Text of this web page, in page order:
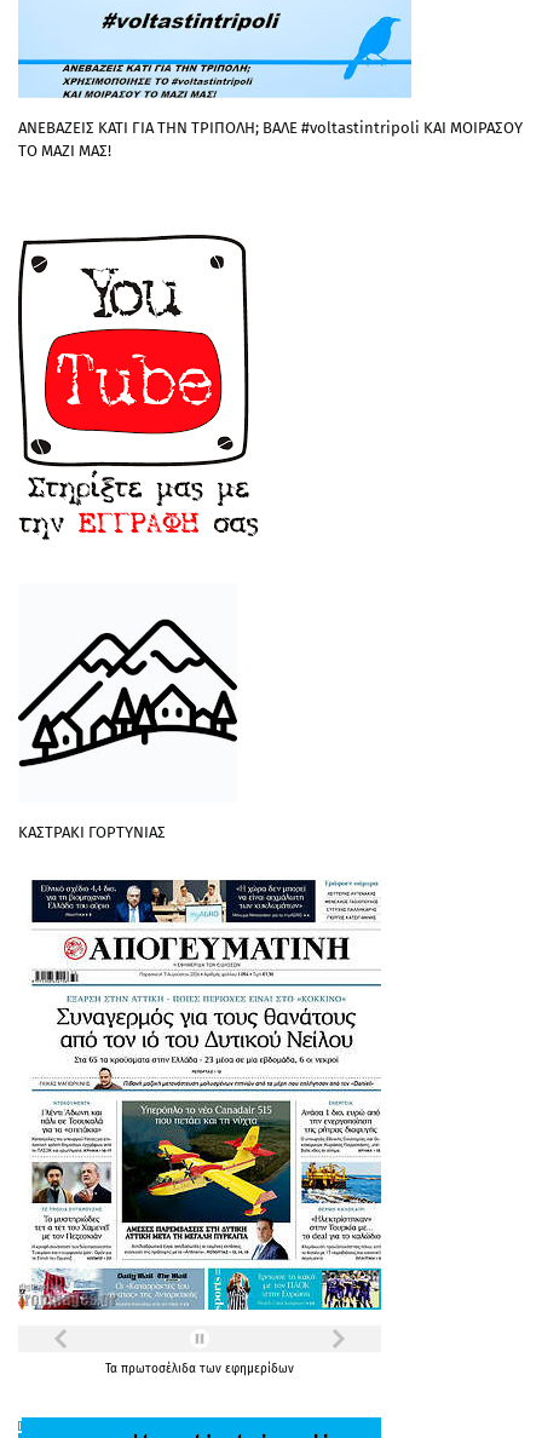
ΑΝΕΒΑΖΕΙΣ ΚΑΤΙ ΓΙΑ ΤΗΝ ΤΡΙΠΟΛΗ; ΒΑΛΕ #voltastintripoli ΚΑΙ ΜΟΙΡΑΣΟΥ
ΤΟ ΜΑΖΙ ΜΑΣ!
ΚΑΣΤΡΑΚΙ ΓΟΡΤΥΝΙΑΣ
Τα πρωτοσέλιδα των εφημερίδων